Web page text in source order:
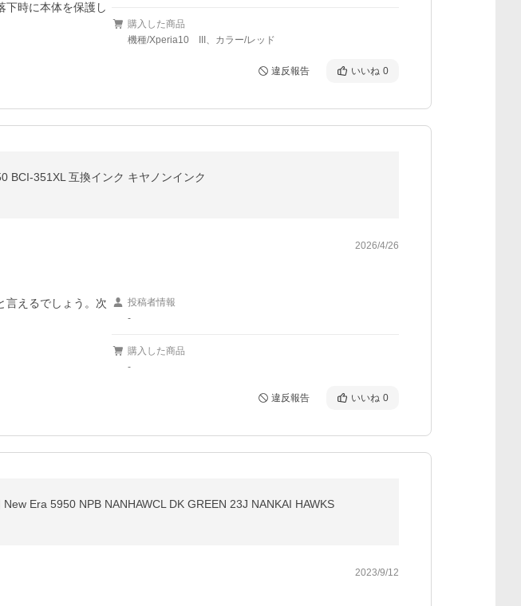
下時に本体を保護し
購入した商品
機種/Xperia10 III、カラー/レッド
違反報告 いいね 0
351XL 互換インク キヤノンインク
2026/4/26
言えるでしょう。次
投稿者情報
-
購入した商品
-
違反報告 いいね 0
Era 5950 NPB NANHAWCL DK GREEN 23J NANKAI HAWKS
2023/9/12